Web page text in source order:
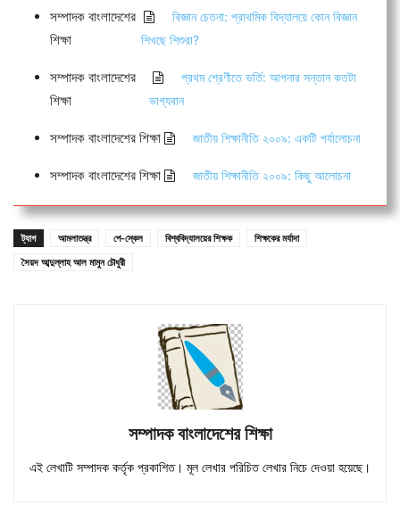
সম্পাদক বাংলাদেশের
শিক্ষা
বিজ্ঞান চেতনা: প্রাথমিক বিদ্যালয়ে কোন বিজ্ঞান
শিখছে শিশুরা?
সম্পাদক বাংলাদেশের
শিক্ষা
প্রথম শ্রেণীতে ভর্তি: আপনার সন্তান কতটা
ভাগ্যবান
সম্পাদক বাংলাদেশের শিক্ষা জাতীয় শিক্ষানীতি ২০০৯: একটি পর্যালোচনা
সম্পাদক বাংলাদেশের শিক্ষা জাতীয় শিক্ষানীতি ২০০৯: কিছু আলোচনা
ট্যাগ আমলাতন্ত্র পে-স্কেল বিশ্ববিদ্যালয়ের শিক্ষক
শিক্ষকের মর্যাদা
সৈয়দ আব্দুল্লাহ আল মামুন চৌধুরী
সম্পাদক বাংলাদেশের শিক্ষা
এই লেখাটি সম্পাদক কর্তৃক প্রকাশিত। মূল লেখার পরিচিত লেখার নিচে দেওয়া হয়েছে।